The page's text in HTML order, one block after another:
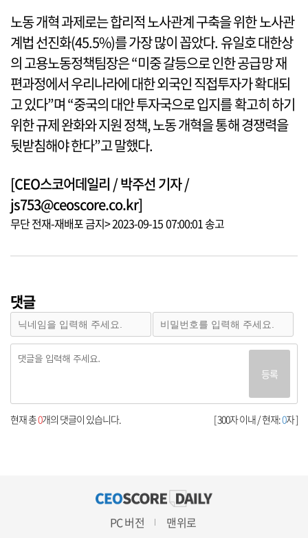
노동 개혁 과제로는 합리적 노사관계 구축을 위한 노사관
계법 선진화(45.5%)를 가장 많이 꼽았다. 유일호 대한상
의 고용노동정책팀장은 “미중 갈등으로 인한 공급망 재
편과정에서 우리나라에 대한 외국인 직접투자가 확대되
고 있다”며 “중국의 대안 투자국으로 입지를 확고히 하기
위한 규제 완화와 지원 정책, 노동 개혁을 통해 경쟁력을
뒷받침해야 한다”고 말했다.
[CEO스코어데일리 / 박주선 기자 /
js753@ceoscore.co.kr]
무단 전재-재배포 금지> 2023-09-15 07:00:01 송고
댓글
등록
[ 300자 이내 / 현재:0자 ]
현재 총0개의 댓글이 있습니다.
PC 버전 맨위로